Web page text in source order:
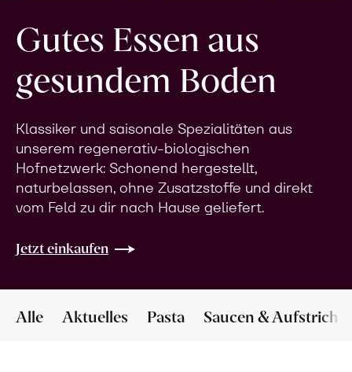
Gutes Essen aus
gesundem Boden
Klassiker und saisonale Spezialitäten aus
unserem regenerativ-biologischen
Hofnetzwerk: Schonend hergestellt,
naturbelassen, ohne Zusatzstoffe und direkt
vom Feld zu dir nach Hause geliefert.
Jetzt einkaufen
Alle Aktuelles Pasta Saucen & Aufstriche